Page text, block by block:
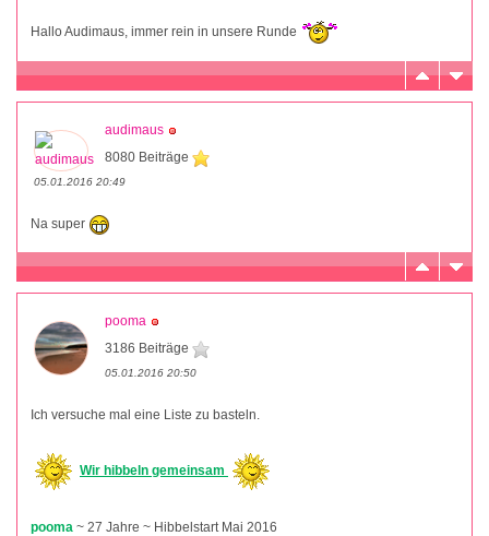
Hallo Audimaus, immer rein in unsere Runde
audimaus
8080 Beiträge
05.01.2016 20:49
Na super
pooma
3186 Beiträge
05.01.2016 20:50
Ich versuche mal eine Liste zu basteln.
Wir hibbeln gemeinsam
pooma ~ 27 Jahre ~ Hibbelstart Mai 2016